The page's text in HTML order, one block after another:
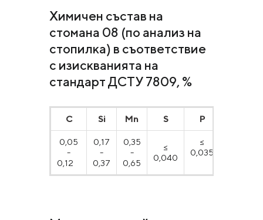
Химичен състав на
стомана 08 (по анализ на
стопилка) в съответствие
с изискванията на
стандарт ДСТУ 7809, %
С Si Mn S P
0,05
-
0,12
0,17
-
0,37
0,35
-
0,65
≤
0,040
≤
0,035